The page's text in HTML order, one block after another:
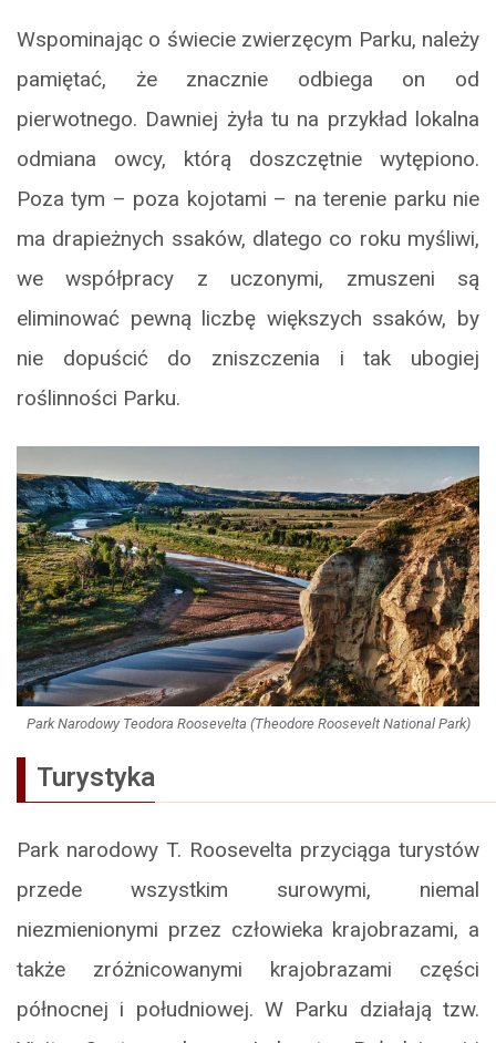
Wspominając o świecie zwierzęcym Parku, należy
pamiętać, że znacznie odbiega on od
pierwotnego. Dawniej żyła tu na przykład lokalna
odmiana owcy, którą doszczętnie wytępiono.
Poza tym – poza kojotami – na terenie parku nie
ma drapieżnych ssaków, dlatego co roku myśliwi,
we współpracy z uczonymi, zmuszeni są
eliminować pewną liczbę większych ssaków, by
nie dopuścić do zniszczenia i tak ubogiej
roślinności Parku.
Park Narodowy Teodora Roosevelta (Theodore Roosevelt National Park)
Turystyka
Park narodowy T. Roosevelta przyciąga turystów
przede wszystkim surowymi, niemal
niezmienionymi przez człowieka krajobrazami, a
także zróżnicowanymi krajobrazami części
północnej i południowej. W Parku działają tzw.